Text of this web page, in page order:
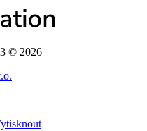
© 2026